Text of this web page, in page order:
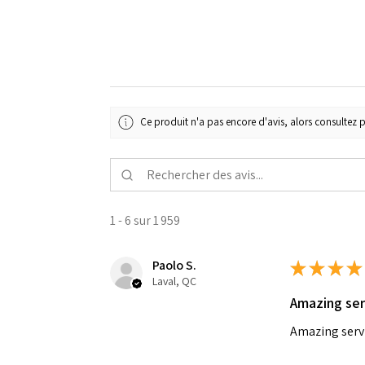
Ce produit n'a pas encore d'avis, alors consultez
1 - 6 sur 1 959
Paolo S.
Laval, QC
★★★★
Amazing
Amazing